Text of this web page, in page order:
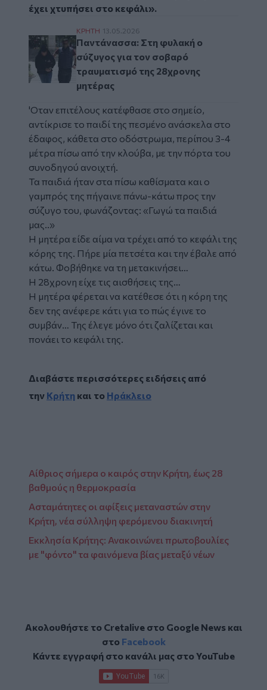
έχει χτυπήσει στο κεφάλι».
Παντάνασσα: Στη φυλακή ο σύζυγος για
ΚΡΗΤΗ 13.05.2026
Παντάνασσα: Στη φυλακή ο
σύζυγος για τον σοβαρό
τραυματισμό της 28χρονης
μητέρας
'Οταν επιτέλους κατέφθασε στο σημείο,
αντίκρισε το παιδί της πεσμένο ανάσκελα στο
έδαφος, κάθετα στο οδόστρωμα, περίπου 3-4
μέτρα πίσω από την κλούβα, με την πόρτα του
συνοδηγού ανοιχτή.
Τα παιδιά ήταν στα πίσω καθίσματα και ο
γαμπρός της πήγαινε πάνω-κάτω προς την
σύζυγο του, φωνάζοντας: «Γωγώ τα παιδιά
μας..»
Η μητέρα είδε αίμα να τρέχει από το κεφάλι της
κόρης της. Πήρε μία πετσέτα και την έβαλε από
κάτω. Φοβήθηκε να τη μετακινήσει…
Η 28χρονη είχε τις αισθήσεις της…
Η μητέρα φέρεται να κατέθεσε ότι η κόρη της
δεν της ανέφερε κάτι για το πώς έγινε το
συμβάν… Της έλεγε μόνο ότι ζαλίζεται και
πονάει το κεφάλι της.
Διαβάστε περισσότερες ειδήσεις από
την Κρήτη και το Ηράκλειο
Αίθριος σήμερα ο καιρός στην Κρήτη, έως 28
βαθμούς η θερμοκρασία
Ασταμάτητες οι αφίξεις μεταναστών στην
Κρήτη, νέα σύλληψη φερόμενου διακινητή
Εκκλησία Κρήτης: Ανακοινώνει πρωτοβουλίες
με "φόντο" τα φαινόμενα βίας μεταξύ νέων
Ακολουθήστε το Cretalive στο Google Newsκαι
στο Facebook
Κάντε εγγραφή στο κανάλι μας στοYouTube